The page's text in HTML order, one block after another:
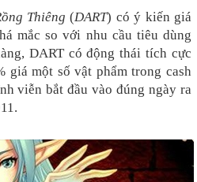
Thiêng(DART) có ý kiến giá
mắc so với nhu cầu tiêu dùng
DART có động thái tích cực
một số vật phẩm trong cash
viễn bắt đầu vào đúng ngày ra